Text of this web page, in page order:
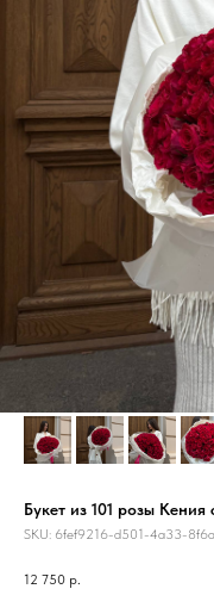
Букет из 101 розы Кения
SKU: 6fef9216-d501-4a33-
12 750 р.